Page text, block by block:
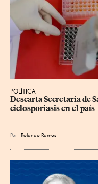
POLÍTICA
Descarta Secretaría de
ciclosporiasis en el país
Por Rolando Ramos